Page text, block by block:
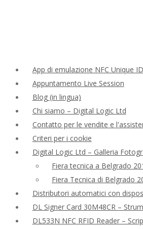
App di emulazione NFC Unique ID
Appuntamento Live Session
Blog (in lingua)
Chi siamo – Digital Logic Ltd
Contatto per le vendite e
Criteri per i cookie
Digital Logic Ltd – Galleria
Fiera tecnica a Belgrado
Fiera Tecnica di Belgrado
Distributori automatici con
DL Signer Card 30M48CR –
DL533N NFC RFID Reader –